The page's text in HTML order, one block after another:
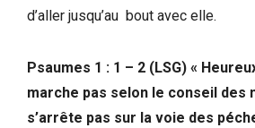
d’aller jusqu’au bout avec elle.
Psaumes 1 : 1 – 2 (LSG) «
marche pas selon le conseil des
s’arrête pas sur la voie des